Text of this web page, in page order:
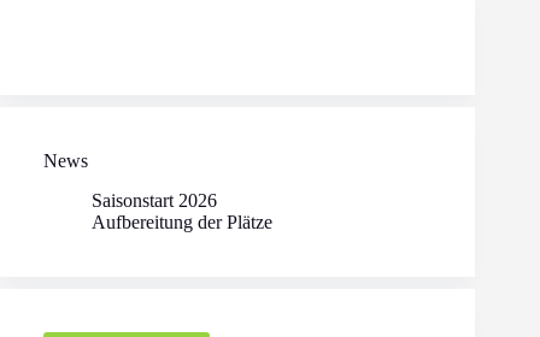
News
Saisonstart 2026
Aufbereitung der Plätze